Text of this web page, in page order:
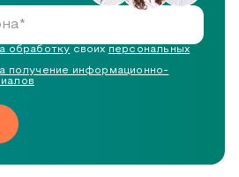
обработку своих персональных
получение информационно-